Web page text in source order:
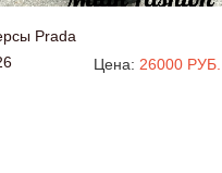
Prada
Цена: 26000 РУБ.